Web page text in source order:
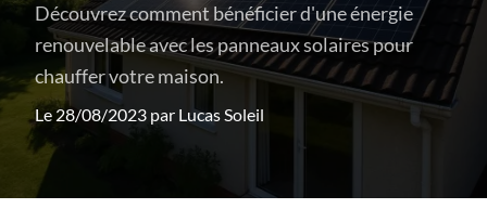
Découvrez comment bénéficier d'une énergie
renouvelable avec les panneaux solaires pour
chauffer votre maison.
Le 28/08/2023 par Lucas Soleil